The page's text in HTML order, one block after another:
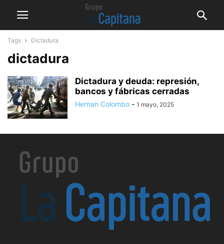
Tags Dictadura
dictadura
Dictadura y deuda: represión,
bancos y fábricas cerradas
Hernan Colombo - 1 mayo, 2025